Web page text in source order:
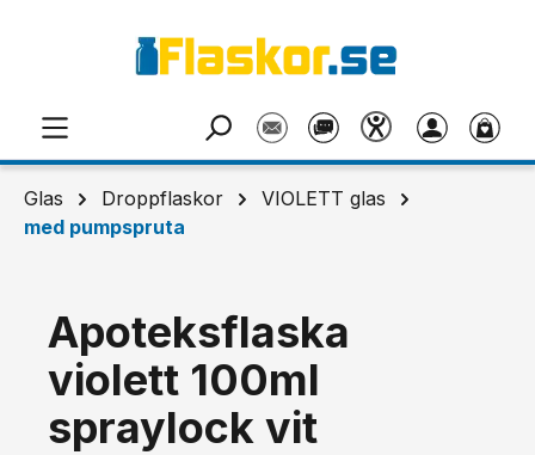
Glas Droppflaskor
VIOLETT glas
med pumpspruta
Apoteksflaska
violett 100ml
spraylock vit